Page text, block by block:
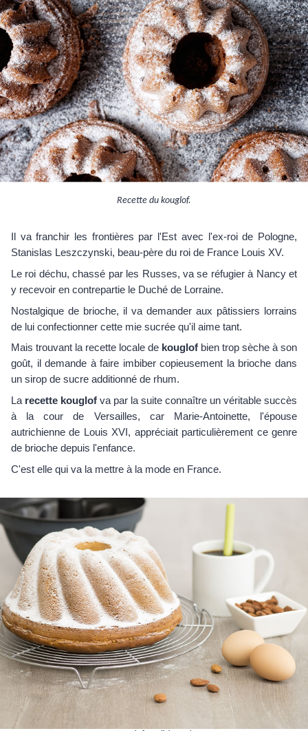
Recette du kouglof.
Il va franchir les frontières par l'Est avec l'ex-roi de Pologne,
Stanislas Leszczynski, beau-père du roi de France Louis XV.
Le roi déchu, chassé par les Russes, va se réfugier à Nancy et
y recevoir en contrepartie le Duché de Lorraine.
Nostalgique de brioche, il va demander aux pâtissiers lorrains
de lui confectionner cette mie sucrée qu'il aime tant.
Mais trouvant la recette locale de kouglof bien trop sèche à son
goût, il demande à faire imbiber copieusement la brioche dans
un sirop de sucre additionné de rhum.
La recette kouglof va par la suite connaître un véritable succès
à la cour de Versailles, car Marie-Antoinette, l'épouse
autrichienne de Louis XVI, appréciait particulièrement ce genre
de brioche depuis l'enfance.
C'est elle qui va la mettre à la mode en France.